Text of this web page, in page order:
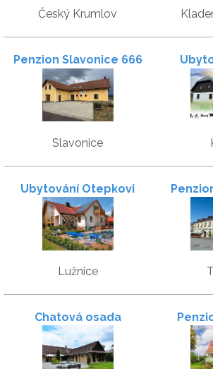
Český Krumlov
Penzion Slavonice 666
Slavonice
Ubytování Otepkovi
Lužnice
Chatová osada